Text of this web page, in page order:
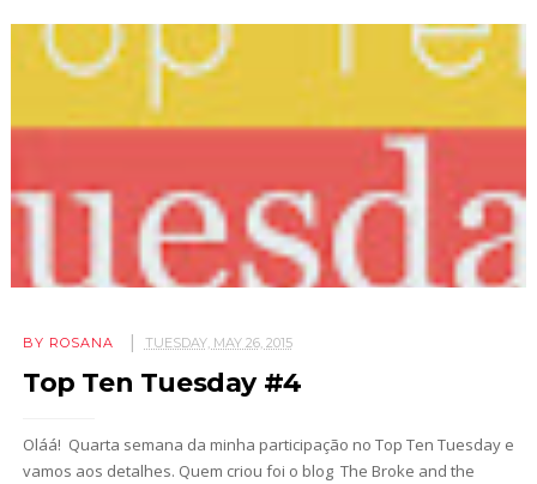
BY ROSANA TUESDAY, MAY 26, 2015
Top Ten Tuesday #4
Oláá! Quarta semana da minha participação no Top Ten Tuesday e
vamos aos detalhes. Quem criou foi o blog The Broke and the